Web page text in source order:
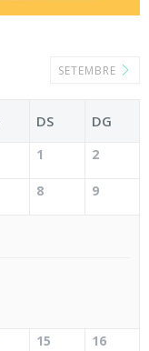
SETEMBRE
DS DG
1 2
8 9
15 16